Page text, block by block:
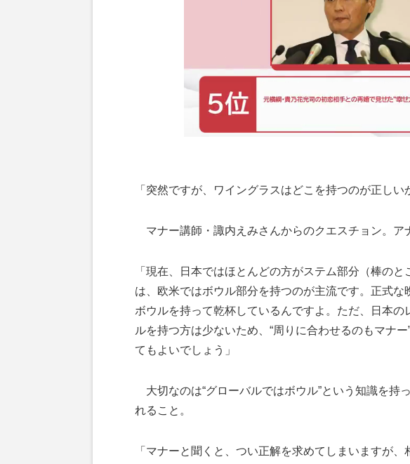
「突然ですが、ワイングラスはどこを持つのが正しい
マナー講師・諏内えみさんからのクエスチョン。ア
「現在、日本ではほとんどの方がステム部分（棒の
は、欧米ではボウル部分を持つのが主流です。正式な
ボウルを持って乾杯しているんですよ。ただ、日本の
ルを持つ方は少ないため、“周りに合わせるのもマナ
てもよいでしょう」
大切なのは“グローバルではボウル”という知識を持
れること。
「マナーと聞くと、つい正解を求めてしまいますが